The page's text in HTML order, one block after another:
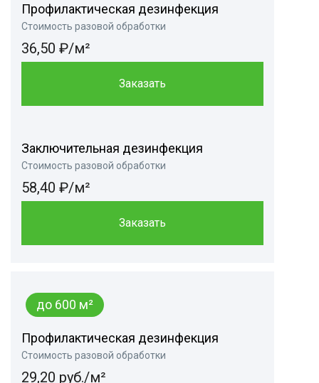
Профилактическая дезинфекция
Стоимость разовой обработки
36,50 ₽/м²
Заказать
Заключительная дезинфекция
Стоимость разовой обработки
58,40 ₽/м²
Заказать
до 600 м²
Профилактическая дезинфекция
Стоимость разовой обработки
29,20 руб./м²